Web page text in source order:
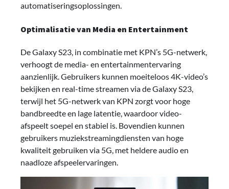
automatiseringsoplossingen.
Optimalisatie van Media en Entertainment
De Galaxy S23, in combinatie met KPN’s 5G-netwerk,
verhoogt de media- en entertainmentervaring
aanzienlijk. Gebruikers kunnen moeiteloos 4K-video’s
bekijken en real-time streamen via de Galaxy S23,
terwijl het 5G-netwerk van KPN zorgt voor hoge
bandbreedte en lage latentie, waardoor video-
afspeelt soepel en stabiel is. Bovendien kunnen
gebruikers muziekstreamingdiensten van hoge
kwaliteit gebruiken via 5G, met heldere audio en
naadloze afspeelervaringen.